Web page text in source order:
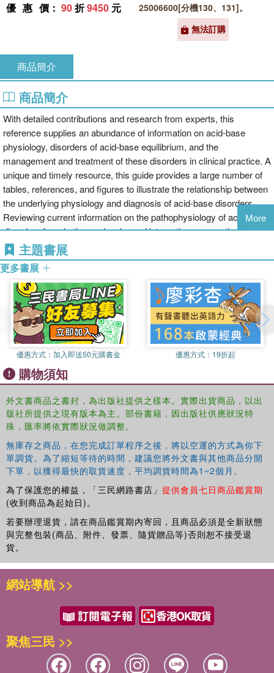
優惠價 ： 90折9450 元
25006600[分機130、131]。
無法訂購
商品簡介
商品簡介
With detailed contributions and research from experts, this
reference supplies an abundance of information on acid-base
physiology, disorders of acid-base equilibrium, and the
management and treatment of these disorders in clinical practice. A
unique and timely resource, this guide provides a large number of
tables, references, and figures to illustrate the relationship between
the underlying physiology and diagnosis of acid-base disorders.
Reviewing current information on the pathophysiology of acid-base
disorders from both a molecular and integrative perspective, the
book provides straightforward guidelines for the diagnosis and
management of disturbances of acid-base homeostasis.
More
主題書展
更多書展
優惠方式： 加入即送50元購書金 優惠方式： 19折起
購物須知
外文書商品之書封，為出版社提供之樣本。實際出貨商品，以出
版社所提供之現有版本為主。部份書籍，因出版社供應狀況特
殊，匯率將依實際狀況做調整。
無庫存之商品，在您完成訂單程序之後，將以空運的方式為你下
單調貨。為了縮短等待的時間，建議您將外文書與其他商品分開
下單，以獲得最快的取貨速度，平均調貨時間為1~2個月。
為了保護您的權益，「三民網路書店」 提供會員七日商品鑑賞期
(收到商品為起始日)。
若要辦理退貨，請在商品鑑賞期內寄回，且商品必須是全新狀態
與完整包裝(商品、附件、發票、隨貨贈品等)否則恕不接受退
貨。
網站導航 >>
聚焦三民 >>